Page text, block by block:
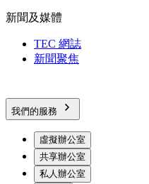
新聞及媒體
TEC 網誌
新聞聚焦
我們的服務
虛擬辦公室
共享辦公室
私人辦公室